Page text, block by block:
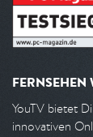
FERNSEHEN
YouTV bietet
innovativen